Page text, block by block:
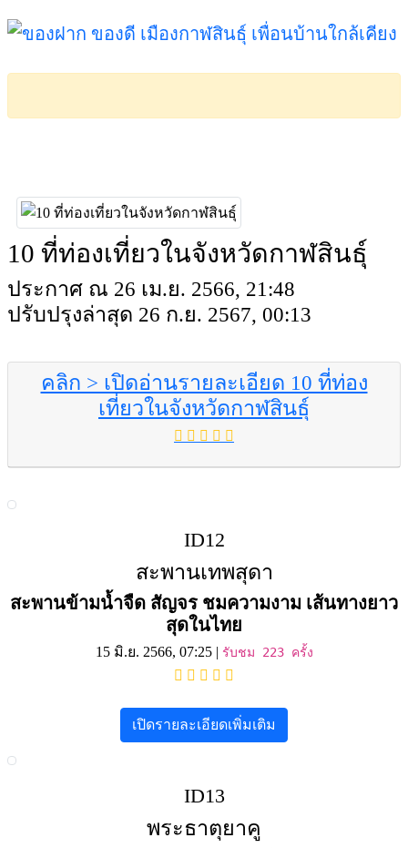
10 ที่ท่องเที่ยวในจังหวัดกาฬสินธุ์
ประกาศ ณ 26 เม.ย. 2566, 21:48
ปรับปรุงล่าสุด 26 ก.ย. 2567, 00:13
คลิก > เปิดอ่านรายละเอียด 10 ที่ท่อง
เที่ยวในจังหวัดกาฬสินธุ์
ID12
สะพานเทพสุดา
สะพานข้ามน้ำจืด สัญจร ชมความงาม เส้นทางยาว
สุดในไทย
15 มิ.ย. 2566, 07:25 | รับชม 223 ครั้ง
เปิดรายละเอียดเพิ่มเติม
ID13
พระธาตุยาคู